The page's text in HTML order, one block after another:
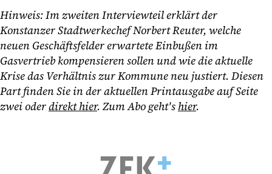
Hinweis: Im zweiten Interviewteil erklärt der
Konstanzer Stadtwerkechef Norbert Reuter, welche
neuen Geschäftsfelder erwartete Einbußen im
Gasvertrieb kompensieren sollen und wie die aktuelle
Krise das Verhältnis zur Kommune neu justiert. Diesen
Partfinden Sie in der aktuellen Printausgabe auf Seite
zwei oderdirekt hier. Zum Abo geht's hier.